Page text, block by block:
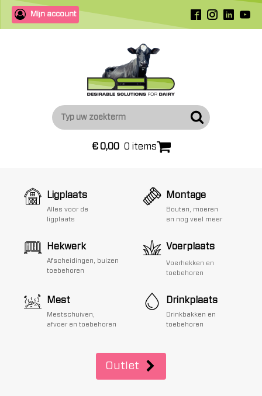
Mijn account
€0,00 0 items
Ligplaats
Alles voor de
ligplaats
Montage
Bouten, moeren
en nog veel meer
Hekwerk
Afscheidingen, buizen
toebehoren
Voerplaats
Voerhekken en
toebehoren
Mest
Mestschuiven,
afvoer en toebehoren
Drinkplaats
Drinkbakken en
toebehoren
Outlet